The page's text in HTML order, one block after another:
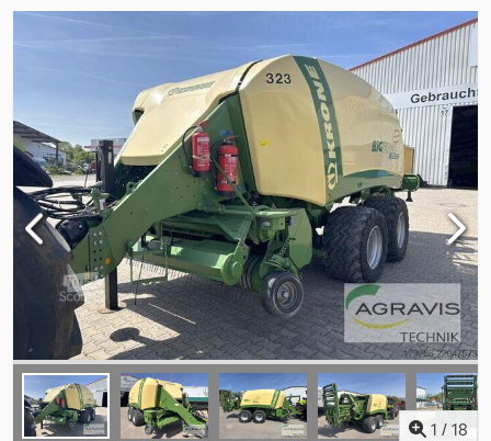
1 / 18